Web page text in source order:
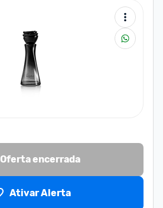
Oferta encerrada
Ativar Alerta